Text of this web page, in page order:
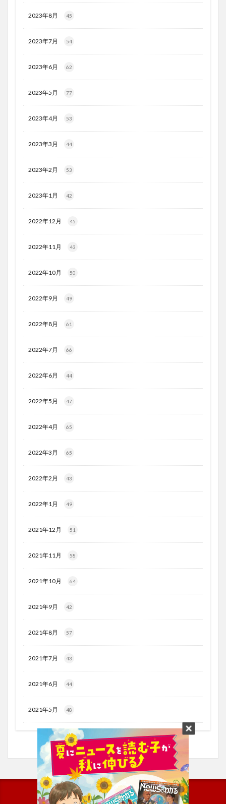
2023年8月 45
2023年7月 54
2023年6月 62
2023年5月 77
2023年4月 53
2023年3月 44
2023年2月 53
2023年1月 42
2022年12月 45
2022年11月 43
2022年10月 50
2022年9月 49
2022年8月 61
2022年7月 66
2022年6月 44
2022年5月 47
2022年4月 65
2022年3月 65
2022年2月 43
2022年1月 49
2021年12月 51
2021年11月 58
2021年10月 64
2021年9月 42
2021年8月 57
2021年7月 43
2021年6月 44
2021年5月 48